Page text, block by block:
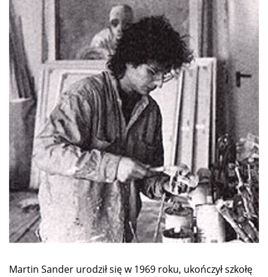
Martin Sander urodził się w 1969 roku, ukończył szkołę